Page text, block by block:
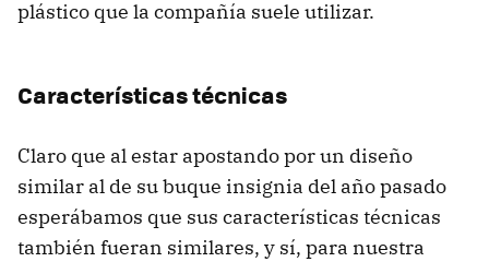
plástico que la compañía suele utilizar.
Características técnicas
Claro que al estar apostando por un diseño
similar al de su buque insignia del año pasado
esperábamos que sus características técnicas
también fueran similares, y sí, para nuestra